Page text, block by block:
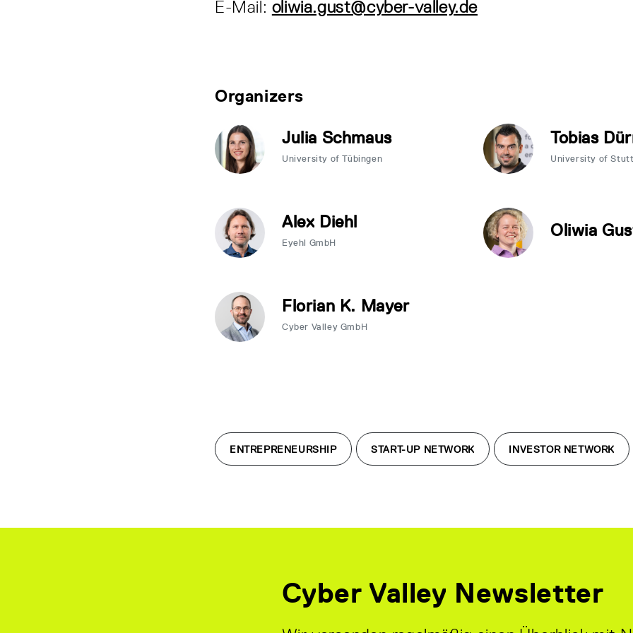
E-Mail: oliwia.gust@cyber-valley.de
Organizers
Julia Schmaus
University of Tübingen
Tobias
University of
Alex Diehl
Eyehl GmbH
Oliwia
Florian K. Mayer
Cyber Valley GmbH
ENTREPRENEURSHIP START-UP NETWORK INVESTOR NETWORK
Cyber Valley Newsletter